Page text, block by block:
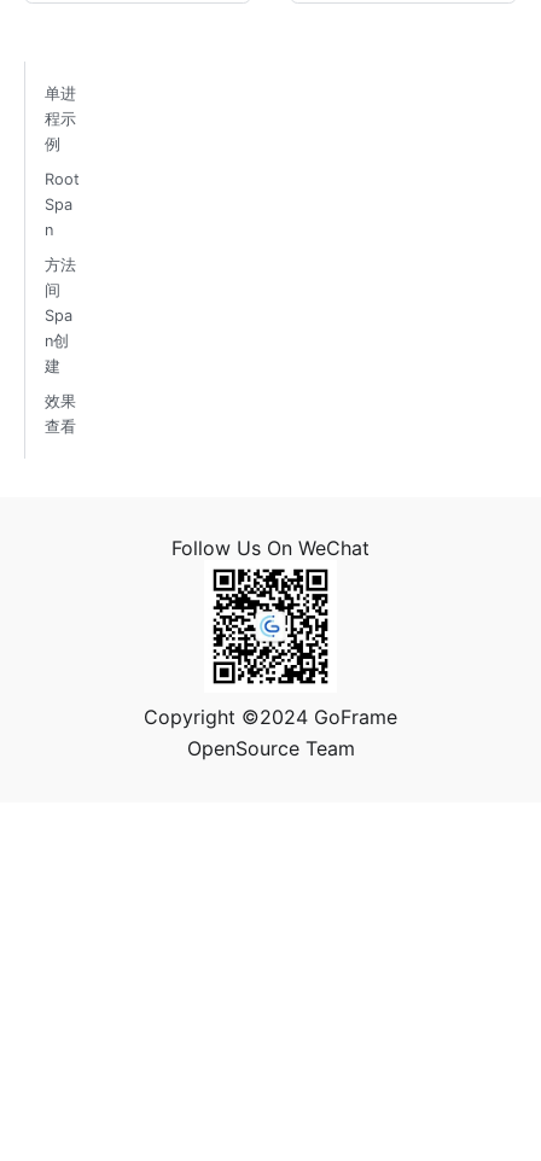
单进
程示
例
Root
Spa
n
方法
间
Spa
n创
建
效果
查看
Follow Us On WeChat
Copyright ©2024 GoFrame
OpenSource Team